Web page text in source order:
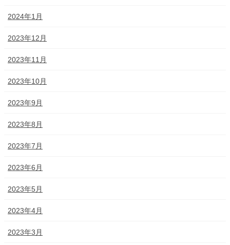
2024年1月
2023年12月
2023年11月
2023年10月
2023年9月
2023年8月
2023年7月
2023年6月
2023年5月
2023年4月
2023年3月